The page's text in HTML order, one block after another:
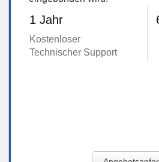
1 Jahr
Kostenloser
Technischer Support